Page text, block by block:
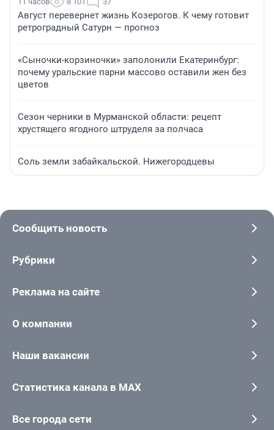
Август перевернет жизнь Козерогов. К чему готовит
ретроградный Сатурн — прогноз
«Сыночки-корзиночки» заполонили Екатеринбург:
почему уральские парни массово оставили жен без
цветов
Сезон черники в Мурманской области: рецепт
хрустящего ягодного штруделя за полчаса
Соль земли забайкальской. Нижегородцевы
Сообщить новость
Рубрики
Реклама на сайте
О компании
Наши вакансии
Статистика канала в MAX
Все города сети